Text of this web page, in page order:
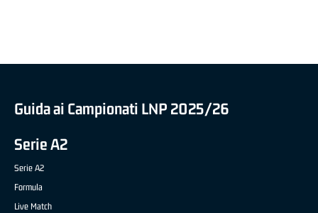
Guida ai Campionati LNP 2025/26
Serie A2
Serie A2
Formula
Live Match